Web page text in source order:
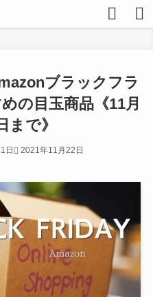
ブラックフラ
の目玉商品《11月
まで》
日 2021年11月22日